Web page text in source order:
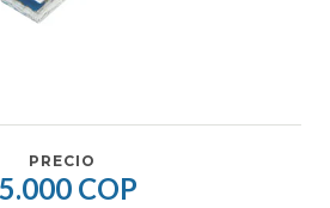
PRECIO
COP